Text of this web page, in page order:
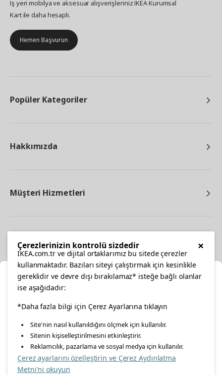
İş yeri mobilya ve aksesuar alışverişleriniz IKEA Kurumsal
Kart ile daha hesaplı.
Hemen Başvurun
Popüler Kategoriler
Hakkımızda
Müşteri Hizmetleri
facebooktwitterinstagrampinterestyoutube
linkedin
Konumunuzu Seçin
İnternetten vereceğiniz siparişlerinizde size özel hizmet ve
içerikleri görebilmek için lütfen konumuzu seçin.
İl seçiniz
×
Çerezlerinizin kontrolü sizdedir
IKEA.com.tr ve dijital ortaklarımız bu sitede çerezler
kullanmaktadır. Bazıları siteyi çalıştırmak için kesinlikle
gereklidir ve devre dışı bırakılamaz* isteğe bağlı olanlar
ise aşağıdadır:
*Daha fazla bilgi için Çerez Ayarlarına tıklayın
Site'nin nasıl kullanıldığını ölçmek için kullanılır.
Sitenin kişiselleştirilmesini etkinleştirir.
Reklamcılık, pazarlama ve sosyal medya için kullanılır.
Çerez ayarlarını özelleştirin ve Çerez Aydınlatma
Metni'ni okuyun